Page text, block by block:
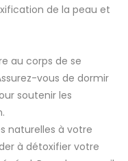
de la peau et
au corps de se
vous de dormir
soutenir les
naturelles à votre
à détoxifier votre